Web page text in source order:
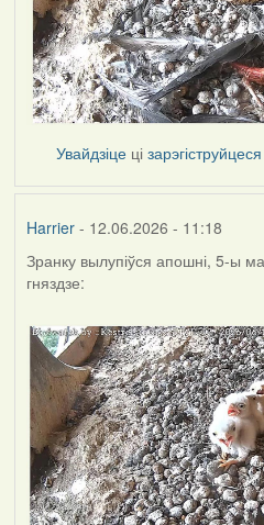
Увайдзіце цізарэгіструйцеся
Harrier- 12.06.2026 - 11:18
Зранку вылупіўся апошні, 5-ы
гняздзе: